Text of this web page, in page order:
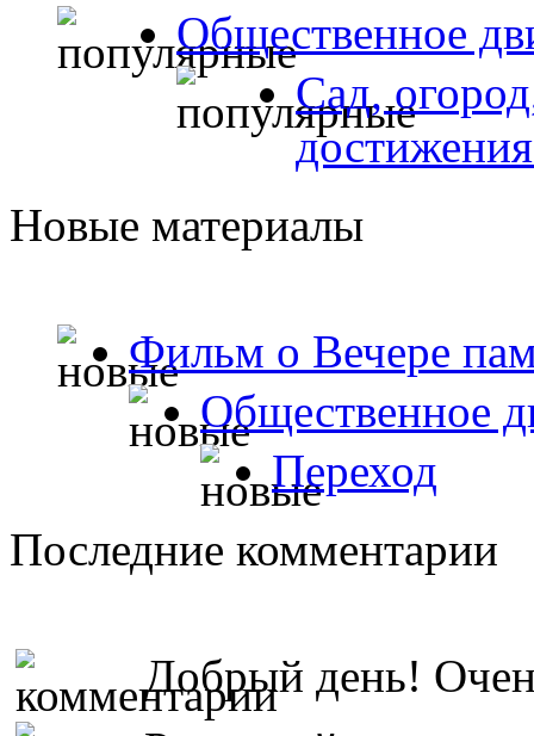
Общественное
Сад,
Новые материалы
Фильм о Вечере
Общественное
Переход
Последние комментарии
Добрый день!